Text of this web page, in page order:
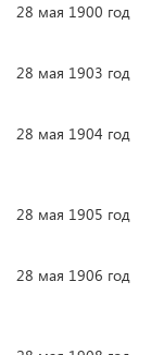
28 мая 1900 год
28 мая 1903 год
28 мая 1904 год
28 мая 1905 год
28 мая 1906 год